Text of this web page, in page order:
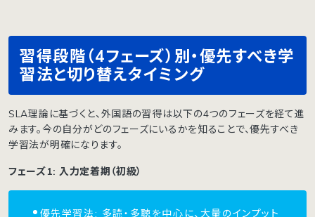
習得段階（4フェーズ）別・優先すべき学
習法と切り替えタイミング
SLA理論に基づくと、外国語の習得は以下の4つのフェーズを経て進
みます。今の自分がどのフェーズにいるかを知ることで、優先すべき
学習法が明確になります。
フェーズ1: 入力定着期（初級）
優先学習法: 多読・多聴を中心に、大量のインプット